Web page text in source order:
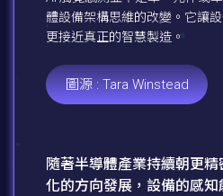
體設備架構思維的改變。它讓
更接近真正的智慧製造。
圖源 : Tara Winstead
隨著半導體產業持續朝更
化的方向發展，設備的感